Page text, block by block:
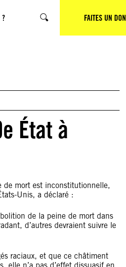
? CHERCHER FAITES UN DON
État à
de mort est inconstitutionnelle,
Unis, a déclaré :
de la peine de mort dans
d’autres devraient suivre le
raciaux, et que ce châtiment